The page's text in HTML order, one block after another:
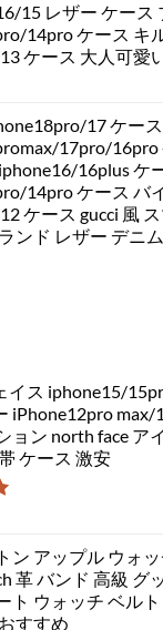
15 レザー ケース
14pro ケース キ
ケース 大人可愛
17 ケー
17pro/16pro
16plus ケ
14pro ケース バ
ケース gucci 風
ンド レザー デニム
イス iphone15/
iPhone12pro max/
ョン north face ア
ケース 激安
ン アップル ウォ
革 バンド 高級 グ
ト ウォッチ ベル
すすめ